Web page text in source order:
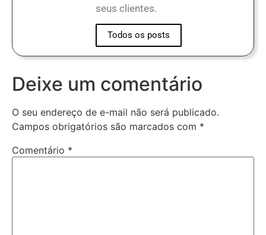
seus clientes.
Todos os posts
Deixe um comentário
O seu endereço de e-mail não será publicado.
Campos obrigatórios são marcados com *
Comentário *